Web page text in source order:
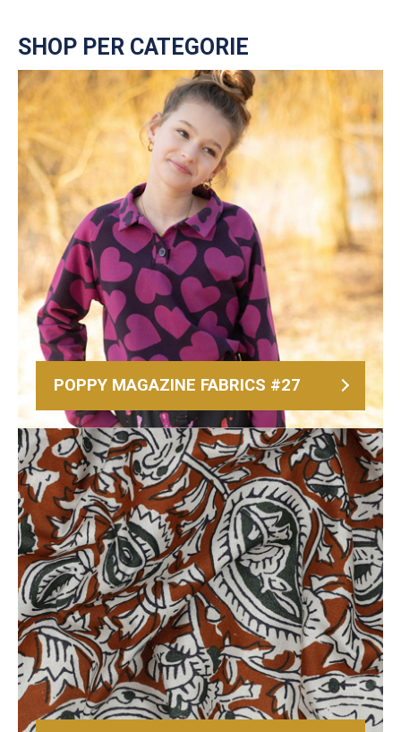
SHOP PER CATEGORIE
POPPY MAGAZINE FABRICS #27